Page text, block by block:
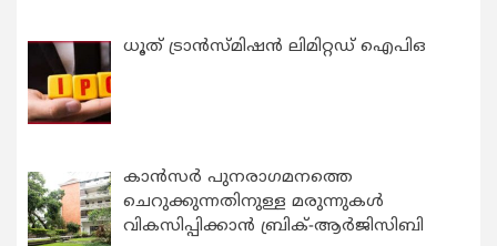
ധൂത് ട്രാൻസ്മിഷൻ ലിമിറ്റഡ് ഐപിഒ
കാന്‍സര്‍ പുനരാഗമനത്തെ
ചെറുക്കുന്നതിനുള്ള മരുന്നുകള്‍
വികസിപ്പിക്കാന്‍ ബ്രിക്-ആര്‍ജിസിബി